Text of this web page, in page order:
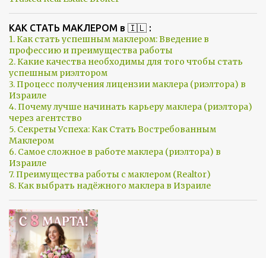
КАК СТАТЬ МАКЛЕРОМ в 🇮🇱 :
1. Как стать успешным маклером: Введение в
профессию и преимущества работы
2. Какие качества необходимы для того чтобы стать
успешным риэлтором
3. Процесс получения лицензии маклера (риэлтора) в
Израиле
4. Почему лучше начинать карьеру маклера (риэлтора)
через агентство
5. Секреты Успеха: Как Стать Востребованным
Маклером
6. Самое сложное в работе маклера (риэлтора) в
Израиле
7. Преимущества работы с маклером (Realtor)
8. Как выбрать надёжного маклера в Израиле